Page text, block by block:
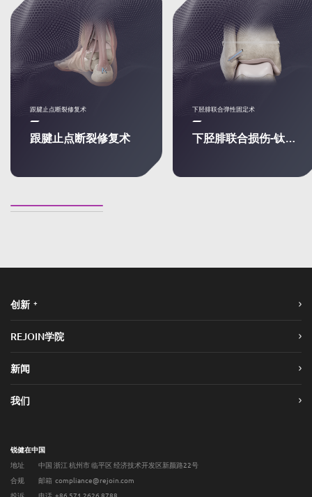
跟腱止点断裂修复术
跟腱止点断裂修复术
下胫腓联合弹性固定术
下胫腓联合损伤-钛板修复
创新 +
REJOIN学院
新闻
我们
锐健在中国
地址
中国 浙江 杭州市 临平区 经济技术开发区新颜路22号
合规
邮箱 compliance@rejoin.com